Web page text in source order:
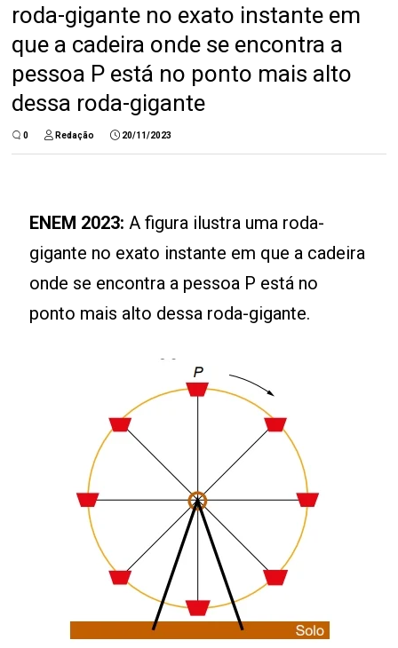
roda-gigante no exato instante em
que a cadeira onde se encontra a
pessoa P está no ponto mais alto
dessa roda-gigante
0 Redação 20/11/2023
ENEM 2023:A figura ilustra uma roda-
gigante no exato instante em que a cadeira
onde se encontra a pessoa P está no
ponto mais alto dessa roda-gigante.